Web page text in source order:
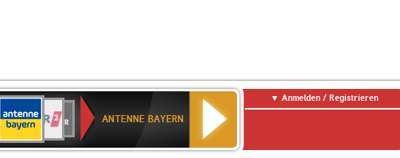
BAYERN
2
SWR
Kultur
ANTENNE BAYERN
Anmelden / Registrieren